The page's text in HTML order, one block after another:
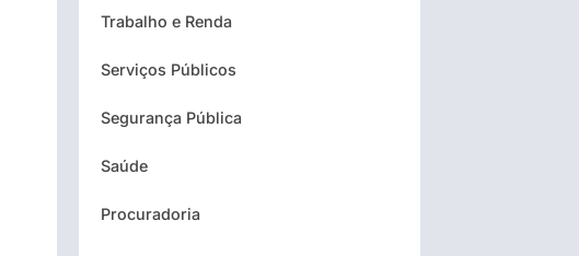
Trabalho e Renda
Serviços Públicos
Segurança Pública
Saúde
Procuradoria